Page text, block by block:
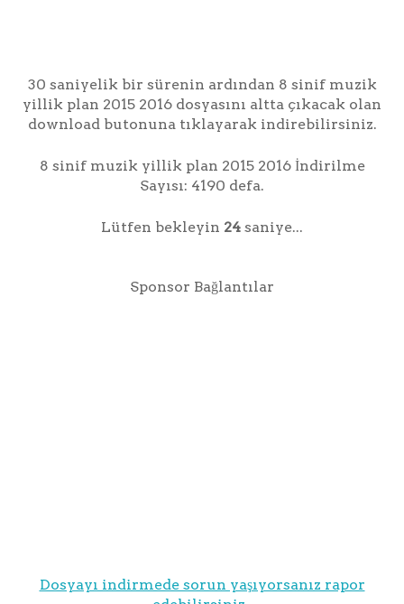
30 saniyelik bir sürenin ardından 8 sinif muzik
yillik plan 2015 2016 dosyasını altta çıkacak olan
download butonuna tıklayarak indirebilirsiniz.
8 sinif muzik yillik plan 2015 2016 İndirilme
Sayısı: 4190 defa.
Lütfen bekleyin 24 saniye...
Sponsor Bağlantılar
Dosyayı indirmede sorun yaşıyorsanız rapor